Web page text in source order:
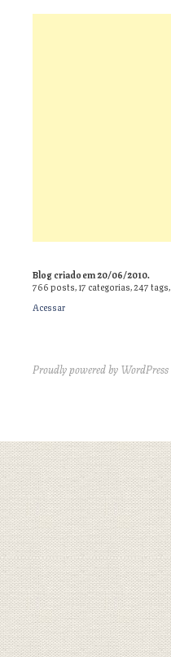
Blog criado em 20/06/2010.
766posts,17 categorias,247tags,
Acessar
Proudly powered by WordPress